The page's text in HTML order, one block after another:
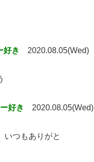
好き 2020.08.05(Wed)
好き 2020.08.05(Wed)
いつもありがと